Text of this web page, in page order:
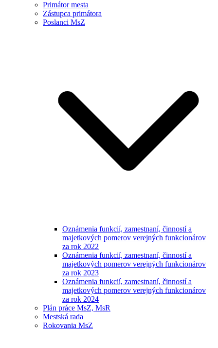
Primátor mesta
Zástupca primátora
Poslanci MsZ
Oznámenia funkcií, zamestnaní, činností a
majetkových pomerov verejných funkcionárov
za rok 2022
Oznámenia funkcií, zamestnaní, činností a
majetkových pomerov verejných funkcionárov
za rok 2023
Oznámenia funkcií, zamestnaní, činností a
majetkových pomerov verejných funkcionárov
za rok 2024
Plán práce MsZ, MsR
Mestská rada
Rokovania MsZ